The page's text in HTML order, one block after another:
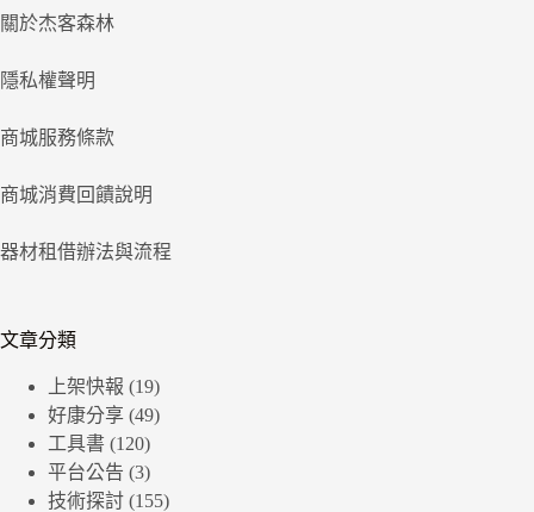
關於杰客森林
隱私權聲明
商城服務條款
商城消費回饋說明
器材租借辦法與流程
文章分類
上架快報 (19)
好康分享 (49)
工具書 (120)
平台公告 (3)
技術探討 (155)